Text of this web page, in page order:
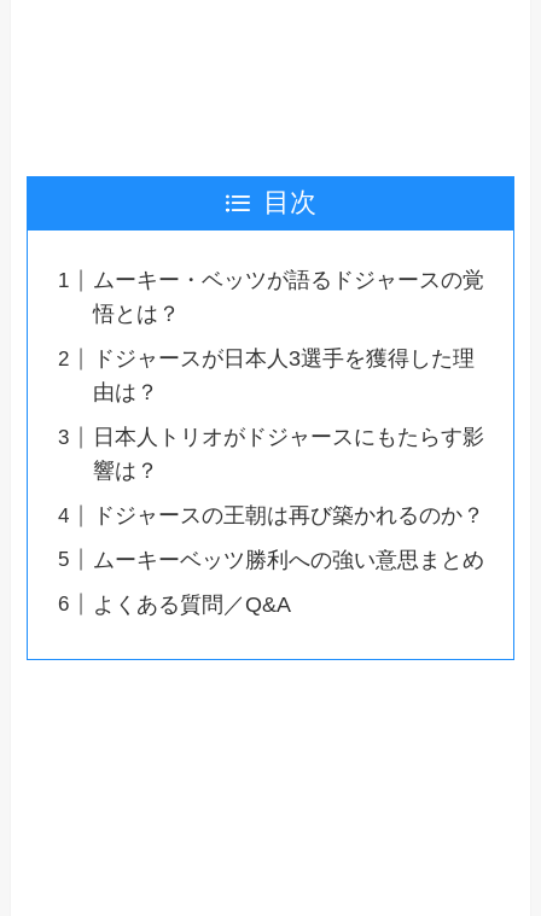
目次
ムーキー・ベッツが語るドジャースの覚
悟とは？
ドジャースが日本人3選手を獲得した理
由は？
日本人トリオがドジャースにもたらす影
響は？
ドジャースの王朝は再び築かれるのか？
ムーキーベッツ勝利への強い意思まとめ
よくある質問／Q&A